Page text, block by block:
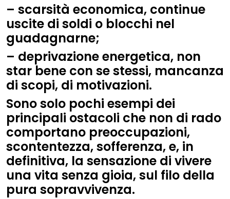
– scarsità economica, continue
uscite di soldi o blocchi nel
guadagnarne;
– deprivazione energetica, non
star bene con se stessi, mancanza
di scopi, di motivazioni.
Sono solo pochi esempi dei
principali ostacoli che non di rado
comportano preoccupazioni,
scontentezza, sofferenza, e, in
definitiva, la sensazione di vivere
una vita senza gioia, sul filo della
pura sopravvivenza.